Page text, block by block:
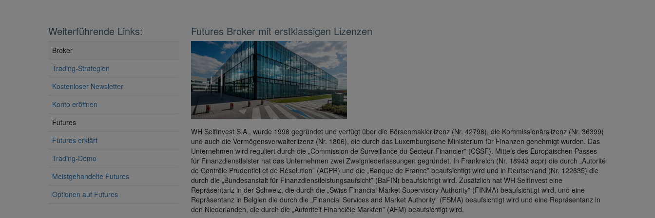
Weiterführende Links:
Broker
Trading-Strategien
Kostenloser Newsletter
Konto eröffnen
Futures
Futures erklärt
Trading-Demo
Meistgehandelte Futures
Optionen auf Futures
Futures Broker mit erstklassigen Lizenzen
WH SelfInvest S.A., wurde 1998 gegründet und verfügt über die Börsenmaklerlizenz (Nr. 42798), die Kommissionärslizenz (Nr. 36399)
und auch die Vermögensverwalterlizenz (Nr. 1806), die durch das Luxemburgische Ministerium für Finanzen genehmigt wurden. Das
Unternehmen wird reguliert durch die „Commission de Surveillance du Secteur Financier” (CSSF). Mittels des Europäischen Passes
für Finanzdienstleister hat das Unternehmen zwei Zweigniederlassungen gegründet. In Frankreich (Nr. 18943 acpr) die durch „Autorité
de Contrôle Prudentiel et de Résolution” (ACPR) und die „Banque de France” beaufsichtigt wird und in Deutschland (Nr. 122635) die
durch die „Bundesanstalt für Finanzdienstleistungsaufsicht” (BaFIN) beaufsichtigt wird. Zusätzlich hat WH SelfInvest eine
Repräsentanz in der Schweiz, die durch die „Swiss Financial Market Supervisory Authority” (FINMA) beaufsichtigt wird, und eine
Repräsentanz in Belgien die durch die „Financial Services and Market Authority” (FSMA) beaufsichtigt wird und eine Repräsentanz in
den Niederlanden, die durch die „Autoriteit Financiële Markten” (AFM) beaufsichtigt wird.